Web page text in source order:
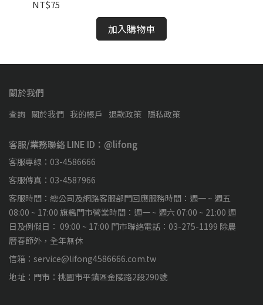
NT$75
加入購物車
關於我們
查詢 關於我們 我的帳戶 退款政策 隱私政策
客服/業務聯絡 LINE ID：@lifong
客服專線：03-4586666
客服傳真：03-4587966
客服時間：總公司及網路客服部門回應服務時間：週一 ~ 週五
08:00 ~ 17:00 旗艦門市營業時間：週一 ~ 週六 07:00 ~ 21:00 週
日及例假日： 09:00 ~ 17:00 門市聯絡電話：03-275-1199 除農
曆春節外，全年無休
信箱：service@lifong4586666.com.tw
地址：門市：桃園市平鎮區金陵路2段290號